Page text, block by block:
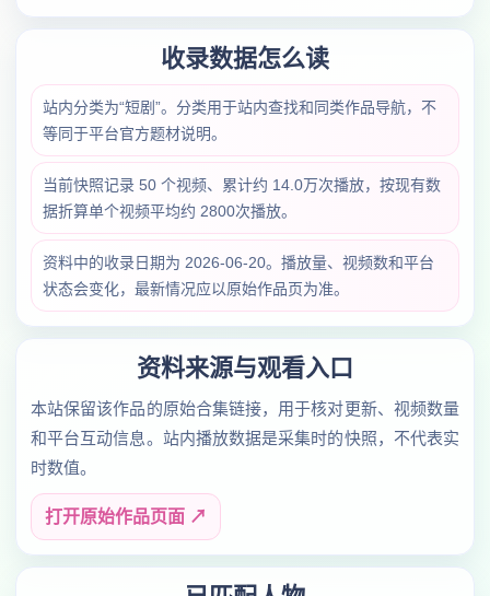
收录数据怎么读
站内分类为“短剧”。分类用于站内查找和同类作品导航，不
等同于平台官方题材说明。
当前快照记录 50 个视频、累计约 14.0万次播放，按现有数
据折算单个视频平均约 2800次播放。
资料中的收录日期为 2026-06-20。播放量、视频数和平台
状态会变化，最新情况应以原始作品页为准。
资料来源与观看入口
本站保留该作品的原始合集链接，用于核对更新、视频数量
和平台互动信息。站内播放数据是采集时的快照，不代表实
时数值。
打开原始作品页面 ↗